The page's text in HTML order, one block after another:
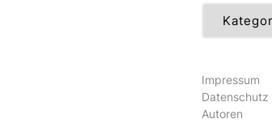
Impressum
Datenschutz
Autoren